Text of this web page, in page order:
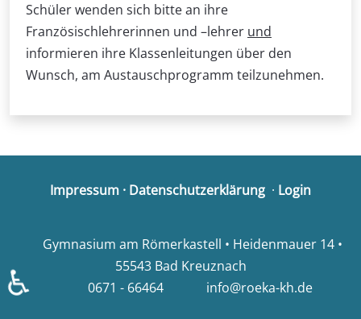
Schüler wenden sich bitte an ihre
Französischlehrerinnen und –lehrer und
informieren ihre Klassenleitungen über den
Wunsch, am Austauschprogramm teilzunehmen.
Impressum · Datenschutzerklärung · Login
Gymnasium am Römerkastell • Heidenmauer 14 •
55543 Bad Kreuznach
0671 - 66464
info@roeka-kh.de